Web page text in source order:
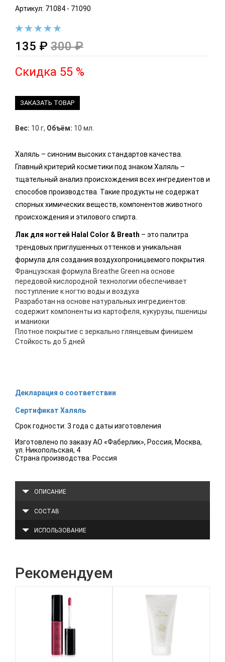
Артикул: 71084 - 71090
135 ₽ 300 ₽
Скидка 55 %
ЗАКАЗАТЬ ТОВАР
Вес: 10 г, Объём: 10 мл.
Халяль – синоним высоких стандартов качества.
Главный критерий косметики под знаком Халяль –
тщательный анализ происхождения всех ингредиентов и
способов производства. Такие продукты не содержат
спорных химических веществ, компонентов животного
происхождения и этилового спирта.
Лак для ногтей Halal Color & Breath – это палитра
трендовых приглушенных оттенков и уникальная
формула для создания воздухопроницаемого покрытия.
Французская формула Breathe Green на основе
передовой кислородной технологии обеспечивает
поступление к ногтю воды и воздуха
Разработан на основе натуральных ингредиентов:
содержит компоненты из картофеля, кукурузы, пшеницы
и маниоки
Плотное покрытие с зеркально глянцевым финишем
Стойкость до 5 дней
Декларация о соответствии
Сертификат Халяль
Срок годности: 3 года с даты изготовления
Изготовлено по заказу АО «Фаберлик», Россия, Москва,
ул. Никопольская, 4
Страна производства: Россия
ОПИСАНИЕ
СОСТАВ
ИСПОЛЬЗОВАНИЕ
Рекомендуем